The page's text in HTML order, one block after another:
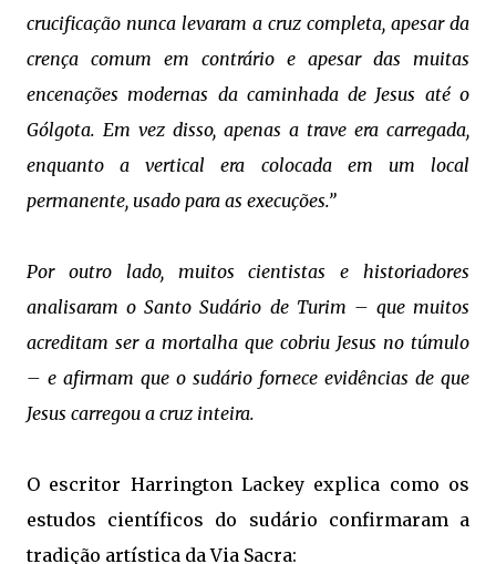
crucificação nunca levaram a cruz completa, apesar da
crença comum em contrário e apesar das muitas
encenações modernas da caminhada de Jesus até o
Gólgota. Em vez disso, apenas a trave era carregada,
enquanto a vertical era colocada em um local
permanente, usado para as execuções.”
Por outro lado, muitos cientistas e historiadores
analisaram o Santo Sudário de Turim – que muitos
acreditam ser a mortalha que cobriu Jesus no túmulo
– e afirmam que o sudário fornece evidências de que
Jesus carregou a cruz inteira.
O escritor Harrington Lackey explica como os
estudos científicos do sudário confirmaram a
tradição artística da Via Sacra: